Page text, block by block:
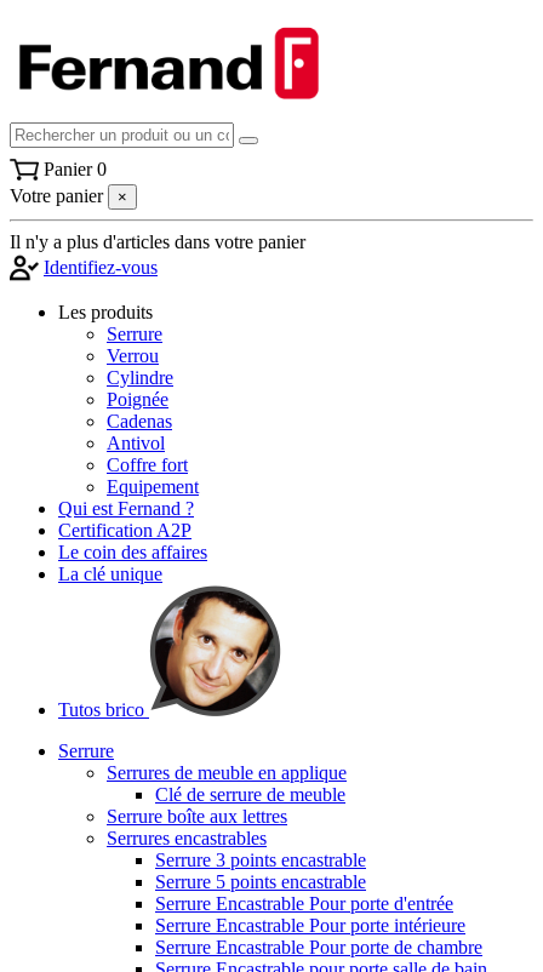
Panier 0
Votre panier
×
Il n'y a plus d'articles dans votre panier
Identifiez-vous
Les produits
Serrure
Verrou
Cylindre
Poignée
Cadenas
Antivol
Coffre fort
Equipement
Qui est Fernand ?
Certification A2P
Le coin des affaires
La clé unique
Tutos brico
Serrure
Serrures de meuble en applique
Clé de serrure de meuble
Serrure boîte aux lettres
Serrures encastrables
Serrure 3 points encastrable
Serrure 5 points encastrable
Serrure Encastrable Pour porte d'entrée
Serrure Encastrable Pour porte intérieure
Serrure Encastrable Pour porte de chambre